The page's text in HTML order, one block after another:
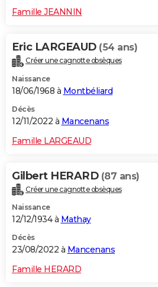
Famille JEANNIN
Eric LARGEAUD (54 ans)
Créer une cagnotte obsèques
Naissance
18/06/1968 à Montbéliard
Décès
12/11/2022 à Mancenans
Famille LARGEAUD
Gilbert HERARD (87 ans)
Créer une cagnotte obsèques
Naissance
12/12/1934 à Mathay
Décès
23/08/2022 à Mancenans
Famille HERARD